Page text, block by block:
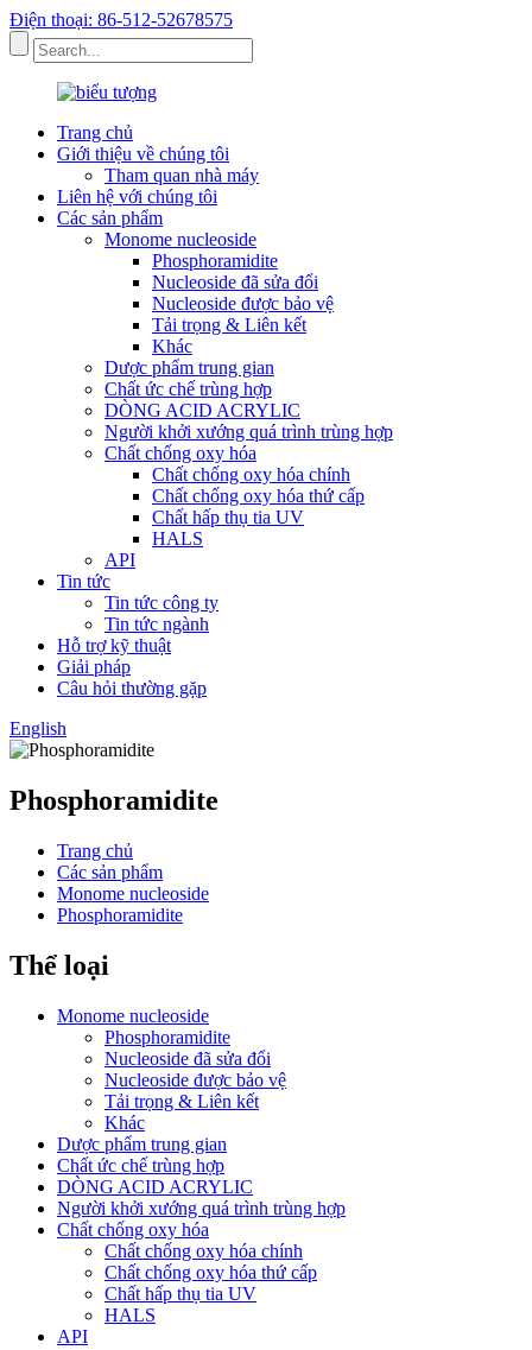
Điện thoại: 86-512-52678575
Trang chủ
Giới thiệu về chúng tôi
Tham quan nhà máy
Liên hệ với chúng tôi
Các sản phẩm
Monome nucleoside
Phosphoramidite
Nucleoside đã sửa đổi
Nucleoside được bảo vệ
Tải trọng & Liên kết
Khác
Dược phẩm trung gian
Chất ức chế trùng hợp
DÒNG ACID ACRYLIC
Người khởi xướng quá trình trùng hợp
Chất chống oxy hóa
Chất chống oxy hóa chính
Chất chống oxy hóa thứ cấp
Chất hấp thụ tia UV
HALS
API
Tin tức
Tin tức công ty
Tin tức ngành
Hỗ trợ kỹ thuật
Giải pháp
Câu hỏi thường gặp
English
Phosphoramidite
Trang chủ
Các sản phẩm
Monome nucleoside
Phosphoramidite
Thể loại
Monome nucleoside
Phosphoramidite
Nucleoside đã sửa đổi
Nucleoside được bảo vệ
Tải trọng & Liên kết
Khác
Dược phẩm trung gian
Chất ức chế trùng hợp
DÒNG ACID ACRYLIC
Người khởi xướng quá trình trùng hợp
Chất chống oxy hóa
Chất chống oxy hóa chính
Chất chống oxy hóa thứ cấp
Chất hấp thụ tia UV
HALS
API